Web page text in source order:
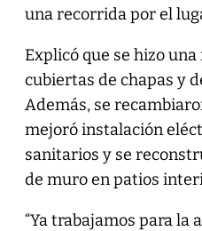
una recorrida por el
Explicó que se hizo
cubiertas de chapas y
Además, se
mejoró instalación
sanitarios y se
de muro en patios
“Ya trabajamos para la